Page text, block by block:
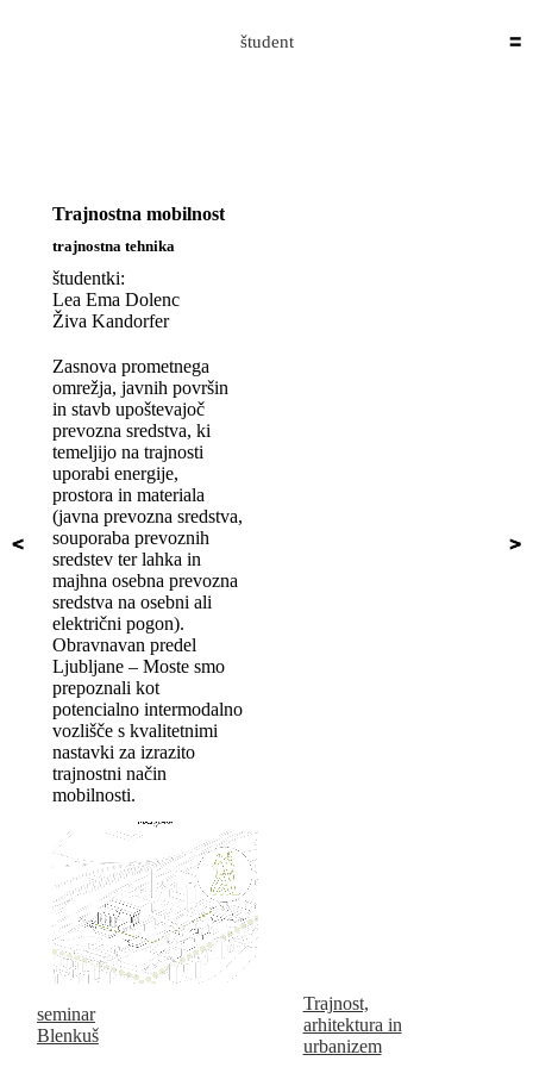
Domen Ermenc
Trajnostna mobilnost
trajnostna tehnika
študentki:
Lea Ema Dolenc
Živa Kandorfer
Zasnova prometnega
omrežja, javnih površin
in stavb upoštevajoč
prevozna sredstva, ki
temeljijo na trajnosti
uporabi energije,
prostora in materiala
(javna prevozna sredstva,
souporaba prevoznih
sredstev ter lahka in
majhna osebna prevozna
sredstva na osebni ali
električni pogon).
Obravnavan predel
Ljubljane – Moste smo
prepoznali kot
potencialno intermodalno
vozlišče s kvalitetnimi
nastavki za izrazito
trajnostni način
mobilnosti.
seminar
Blenkuš
Trajnost,
arhitektura in
urbanizem
študent